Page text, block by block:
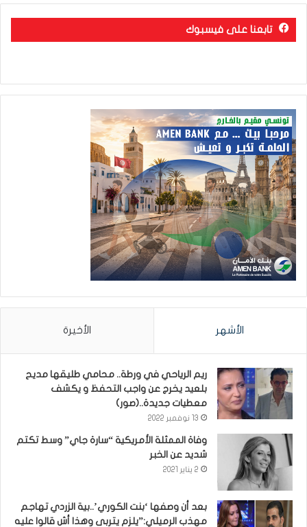
تابعنا على فيسبوك
الأشهر الأخيرة
ريم الرياحي في ورطة.. محامي طليقها مديح
بلعيد يخرج عن واجب التحفظ و يكشف
معطيات جديدة..(صور)
13 نوفمبر 2022
وفاة الممثلة الأمريكية “سارة جاي” وسط تكتم
شديد عن الخبر
2 يناير 2021
بعد أن وصفها ‘بنت الكوري’..بية الزردي تهاجم
مهذب الرميلي:”يلزم يتربى وهذا أش قالوا عليه